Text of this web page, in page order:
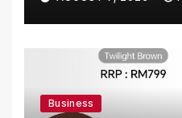
Penuh Makna
Business